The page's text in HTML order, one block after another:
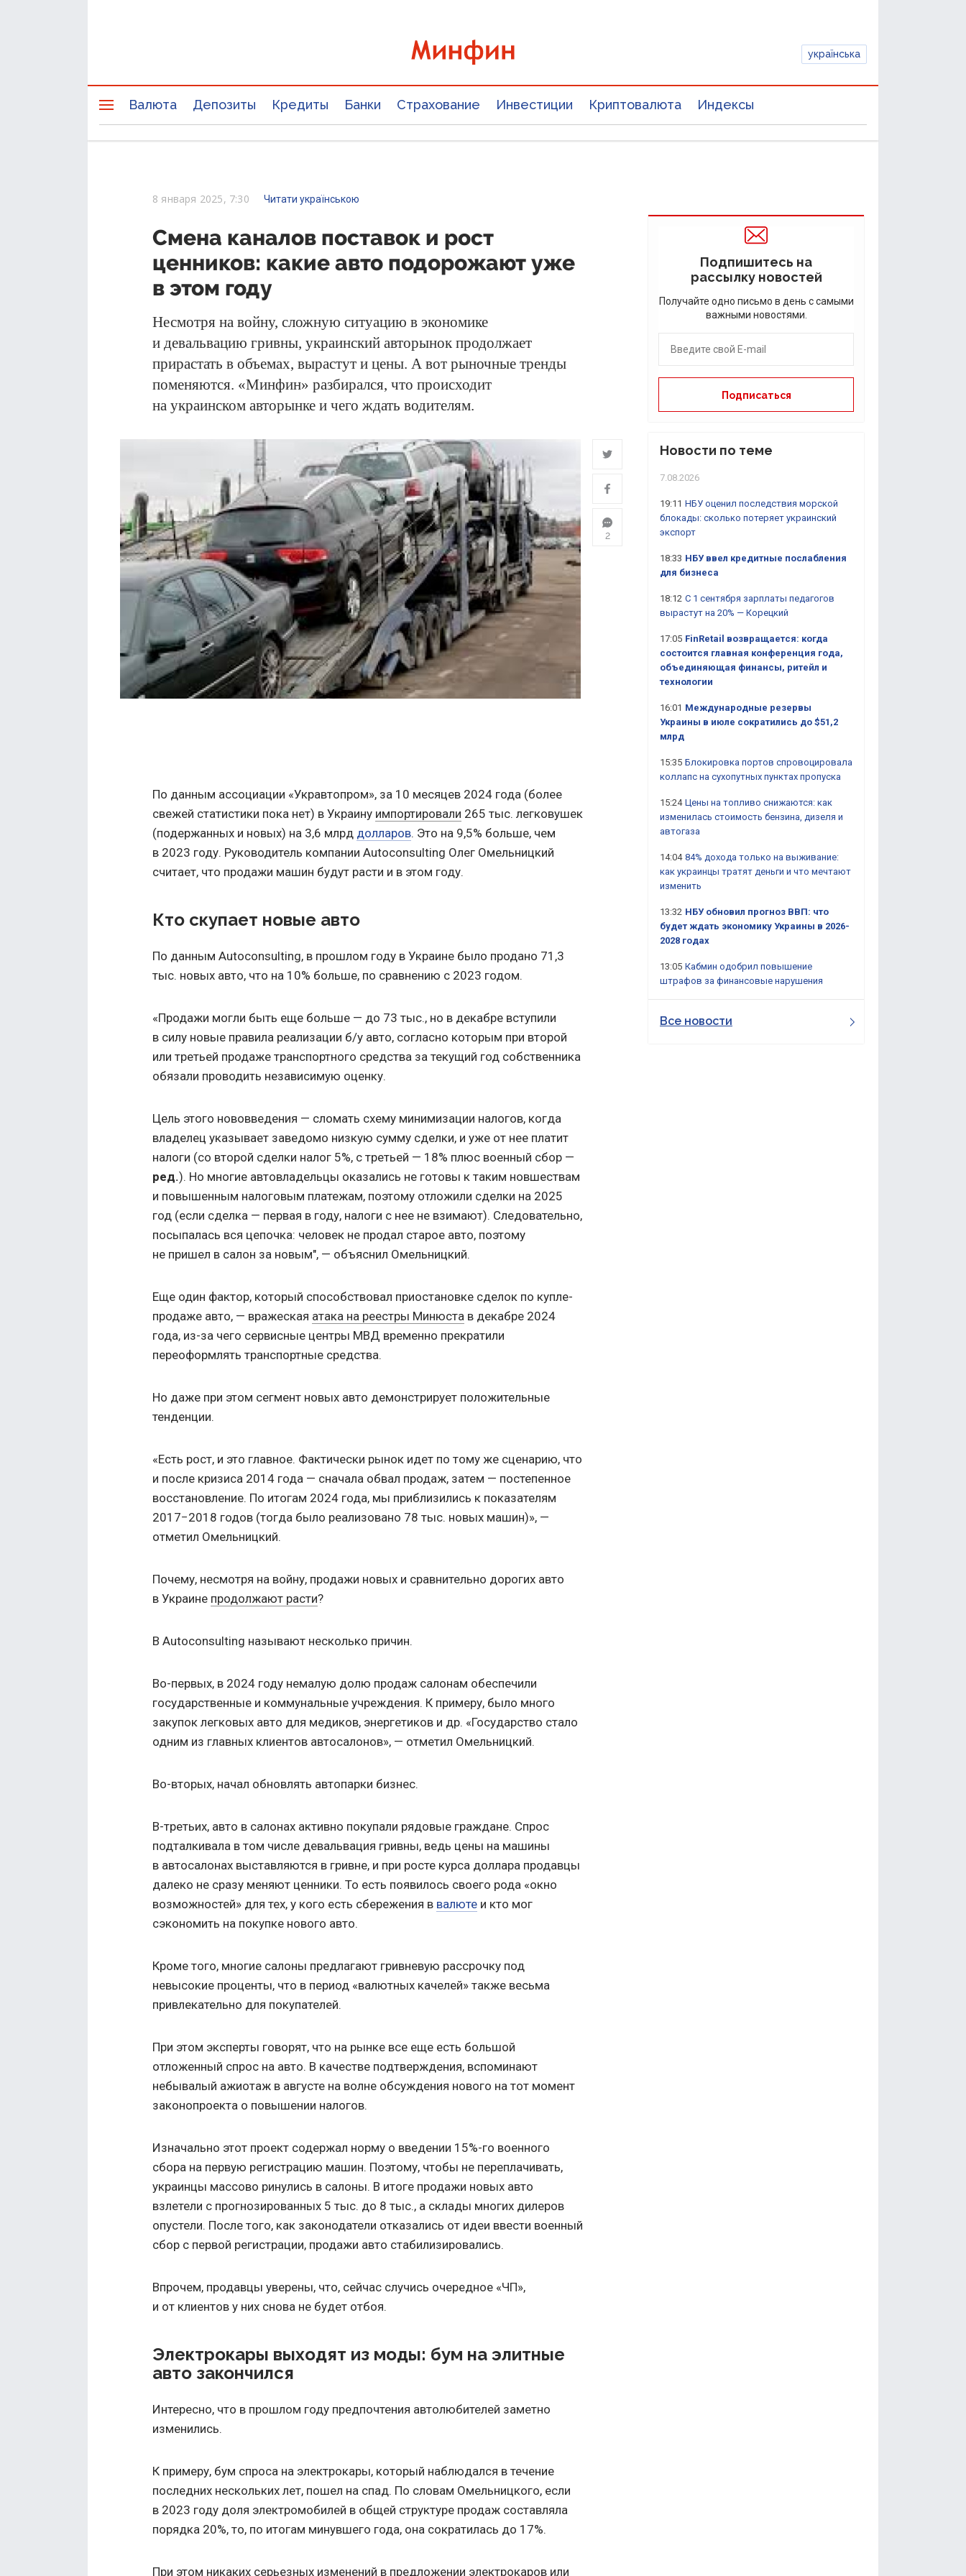
українська
Валюта Депозиты Кредиты Банки Страхование Инвестиции Криптовалюта Индексы
8 января 2025, 7:30 Читати українською
Смена каналов поставок и рост
ценников: какие авто подорожают уже
в этом году
Несмотря на войну, сложную ситуацию в экономике
и девальвацию гривны, украинский авторынок продолжает
прирастать в объемах, вырастут и цены. А вот рыночные тренды
поменяются. «Минфин» разбирался, что происходит
на украинском авторынке и чего ждать водителям.
2
По данным ассоциации «Укравтопром», за 10 месяцев 2024 года (более
свежей статистики пока нет) в Украину импортировали 265 тыс. легковушек
(подержанных и новых) на 3,6 млрд долларов. Это на 9,5% больше, чем
в 2023 году. Руководитель компании Autoconsulting Олег Омельницкий
считает, что продажи машин будут расти и в этом году.
Кто скупает новые авто
По данным Autoconsulting, в прошлом году в Украине было продано 71,3
тыс. новых авто, что на 10% больше, по сравнению с 2023 годом.
«Продажи могли быть еще больше — до 73 тыс., но в декабре вступили
в силу новые правила реализации б/у авто, согласно которым при второй
или третьей продаже транспортного средства за текущий год собственника
обязали проводить независимую оценку.
Цель этого нововведения — сломать схему минимизации налогов, когда
владелец указывает заведомо низкую сумму сделки, и уже от нее платит
налоги (со второй сделки налог 5%, с третьей — 18% плюс военный сбор —
ред.). Но многие автовладельцы оказались не готовы к таким новшествам
и повышенным налоговым платежам, поэтому отложили сделки на 2025
год (если сделка — первая в году, налоги с нее не взимают). Следовательно,
посыпалась вся цепочка: человек не продал старое авто, поэтому
не пришел в салон за новым", — объяснил Омельницкий.
Еще один фактор, который способствовал приостановке сделок по купле-
продаже авто, — вражеская атака на реестры Минюста в декабре 2024
года, из-за чего сервисные центры МВД временно прекратили
переоформлять транспортные средства.
Но даже при этом сегмент новых авто демонстрирует положительные
тенденции.
«Есть рост, и это главное. Фактически рынок идет по тому же сценарию, что
и после кризиса 2014 года — сначала обвал продаж, затем — постепенное
восстановление. По итогам 2024 года, мы приблизились к показателям
2017−2018 годов (тогда было реализовано 78 тыс. новых машин)», —
отметил Омельницкий.
Почему, несмотря на войну, продажи новых и сравнительно дорогих авто
в Украине продолжают расти?
В Autoconsulting называют несколько причин.
Во-первых, в 2024 году немалую долю продаж салонам обеспечили
государственные и коммунальные учреждения. К примеру, было много
закупок легковых авто для медиков, энергетиков и др. «Государство стало
одним из главных клиентов автосалонов», — отметил Омельницкий.
Во-вторых, начал обновлять автопарки бизнес.
В-третьих, авто в салонах активно покупали рядовые граждане. Спрос
подталкивала в том числе девальвация гривны, ведь цены на машины
в автосалонах выставляются в гривне, и при росте курса доллара продавцы
далеко не сразу меняют ценники. То есть появилось своего рода «окно
возможностей» для тех, у кого есть сбережения в валюте и кто мог
сэкономить на покупке нового авто.
Кроме того, многие салоны предлагают гривневую рассрочку под
невысокие проценты, что в период «валютных качелей» также весьма
привлекательно для покупателей.
При этом эксперты говорят, что на рынке все еще есть большой
отложенный спрос на авто. В качестве подтверждения, вспоминают
небывалый ажиотаж в августе на волне обсуждения нового на тот момент
законопроекта о повышении налогов.
Изначально этот проект содержал норму о введении 15%-го военного
сбора на первую регистрацию машин. Поэтому, чтобы не переплачивать,
украинцы массово ринулись в салоны. В итоге продажи новых авто
взлетели с прогнозированных 5 тыс. до 8 тыс., а склады многих дилеров
опустели. После того, как законодатели отказались от идеи ввести военный
сбор с первой регистрации, продажи авто стабилизировались.
Впрочем, продавцы уверены, что, сейчас случись очередное «ЧП»,
и от клиентов у них снова не будет отбоя.
Электрокары выходят из моды: бум на элитные
авто закончился
Интересно, что в прошлом году предпочтения автолюбителей заметно
изменились.
К примеру, бум спроса на электрокары, который наблюдался в течение
последних нескольких лет, пошел на спад. По словам Омельницкого, если
в 2023 году доля электромобилей в общей структуре продаж составляла
порядка 20%, то, по итогам минувшего года, она сократилась до 17%.
При этом никаких серьезных изменений в предложении электрокаров или
Подпишитесь на
рассылку новостей
Получайте одно письмо в день с самыми
важными новостями.
Новости по теме
7.08.2026
19:11 НБУ оценил последствия морской
блокады: сколько потеряет украинский
экспорт
18:33 НБУ ввел кредитные послабления
для бизнеса
18:12 С 1 сентября зарплаты педагогов
вырастут на 20% — Корецкий
17:05 FinRetail возвращается: когда
состоится главная конференция года,
объединяющая финансы, ритейл и
технологии
16:01 Международные резервы
Украины в июле сократились до $51,2
млрд
15:35 Блокировка портов спровоцировала
коллапс на сухопутных пунктах пропуска
15:24 Цены на топливо снижаются: как
изменилась стоимость бензина, дизеля и
автогаза
14:04 84% дохода только на выживание:
как украинцы тратят деньги и что мечтают
изменить
13:32 НБУ обновил прогноз ВВП: что
будет ждать экономику Украины в 2026-
2028 годах
13:05 Кабмин одобрил повышение
штрафов за финансовые нарушения
Все новости